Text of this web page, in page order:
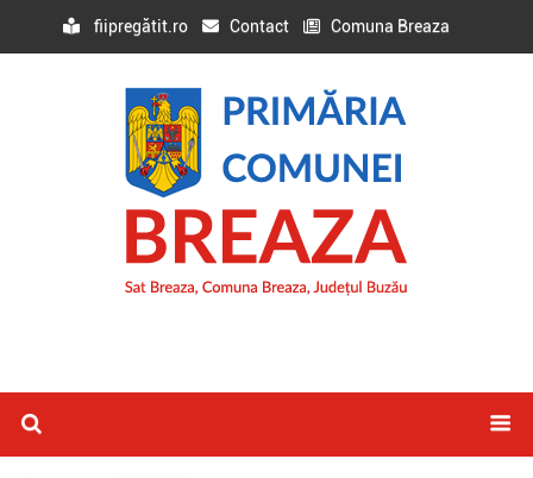
fiipregătit.ro Contact Comuna Breaza